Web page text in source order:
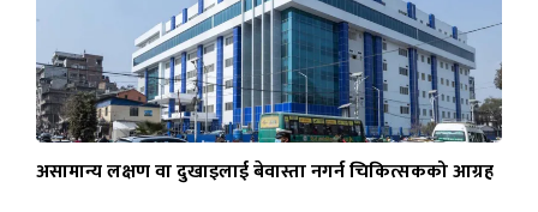
असामान्य लक्षण वा दुखाइलाई बेवास्ता नगर्न चिकित्सकको आग्रह